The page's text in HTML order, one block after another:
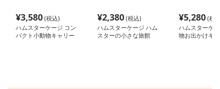
¥3,580(税込)
ハムスターケージ コン
パクト小動物キャリー
¥2,380(税込)
ハムスターケージ ハム
スターの小さな旅館
¥5,280(税
ハムスターケ
物お出かけキ